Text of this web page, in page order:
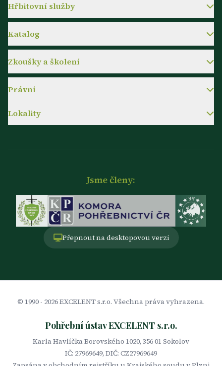
Hřbitovní služby
Katalog
Zkoušky a školení
Právní
Lokality
Jsme členy:
Přepnout na desktopovou verzi
© 1990 - 2026EXCELENT s.r.o. Všechna práva vyhrazena.
Pohřební ústav EXCELENT s.r.o.
Karla Havlíčka Borovského 1020, 356 01 Sokolov
IČ: 27969649, DIČ: CZ27969649